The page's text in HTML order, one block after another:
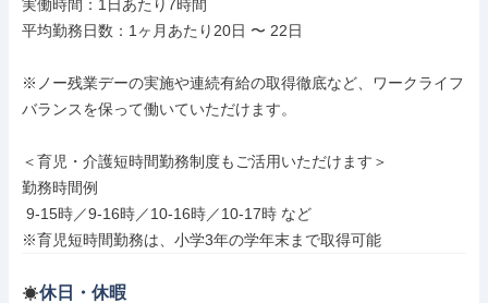
実働時間：1日あたり7時間
平均勤務日数：1ヶ月あたり20日 〜 22日
※ノー残業デーの実施や連続有給の取得徹底など、ワークライフ
バランスを保って働いていただけます。
＜育児・介護短時間勤務制度もご活用いただけます＞
勤務時間例
※育児短時間勤務は、小学3年の学年末まで取得可能
休日・休暇